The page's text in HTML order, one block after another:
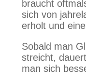
braucht
sich von
erholt und
Sobald man
streicht,
man sich